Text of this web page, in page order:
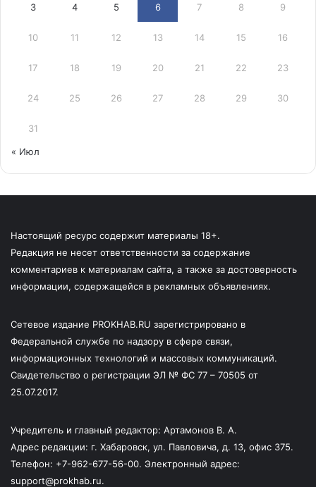
3 4 5 6 7 8 9
10 11 12 13 14 15 16
17 18 19 20 21 22 23
24 25 26 27 28 29 30
31
« Июл
Настоящий ресурс содержит материалы 18+.
Редакция не несет ответственности за содержание
комментариев к материалам сайта, а также за достоверность
информации, содержащейся в рекламных объявлениях.
Сетевое издание PROKHAB.RU зарегистрировано в
Федеральной службе по надзору в сфере связи,
информационных технологий и массовых коммуникаций.
Свидетельство о регистрации ЭЛ № ФС 77 – 70505 от
25.07.2017.
Учредитель и главный редактор: Артамонов В. А.
Адрес редакции: г. Хабаровск, ул. Павловича, д. 13, офис 375.
Телефон: +7-962-677-56-00. Электронный адрес:
support@prokhab.ru.